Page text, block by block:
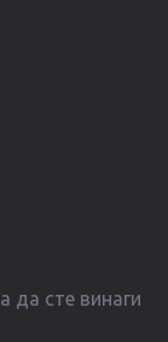
да сте винаги